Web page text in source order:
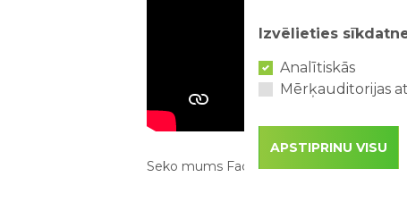
Seko mums Facebook un vienmēr
Izvēlieties
Analītiskās
Mērķauditorijas
APSTIPRINU VISU